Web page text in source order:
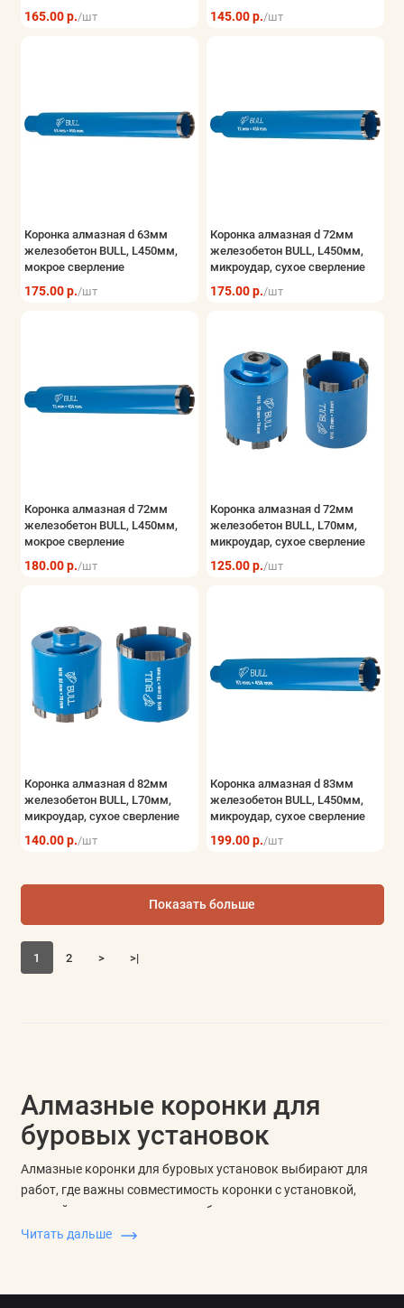
165.00 р./шт 145.00 р./шт
Коронка алмазная d 63мм
железобетон BULL, L450мм,
мокрое сверление
175.00 р./шт
Коронка алмазная d 72мм
железобетон BULL, L450мм,
микроудар, сухое сверление
175.00 р./шт
Коронка алмазная d 72мм
железобетон BULL, L450мм,
мокрое сверление
180.00 р./шт
Коронка алмазная d 72мм
железобетон BULL, L70мм,
микроудар, сухое сверление
125.00 р./шт
Коронка алмазная d 82мм
железобетон BULL, L70мм,
микроудар, сухое сверление
140.00 р./шт
Коронка алмазная d 83мм
железобетон BULL, L450мм,
микроудар, сухое сверление
199.00 р./шт
1 2 > >|
Показать больше
Алмазные коронки для
буровых установок
Алмазные коронки для буровых установок выбирают для
работ, где важны совместимость коронки с установкой,
нужный диаметр отверстия, рабочая длина и тип посадки.
Это отдельная группа оснастки для алмазного сверления, а
Читать дальше